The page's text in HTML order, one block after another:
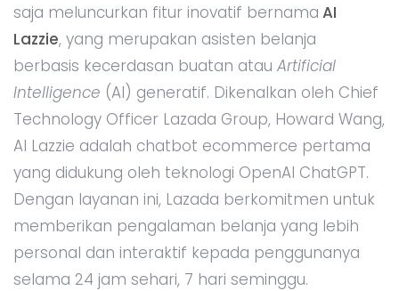
saja meluncurkan fitur inovatif bernama AI
Lazzie, yang merupakan asisten belanja
berbasis kecerdasan buatan atau Artificial
Intelligence (AI) generatif. Dikenalkan oleh Chief
Technology Officer Lazada Group, Howard Wang,
AI Lazzie adalah chatbot ecommerce pertama
yang didukung oleh teknologi OpenAI ChatGPT.
Dengan layanan ini, Lazada berkomitmen untuk
memberikan pengalaman belanja yang lebih
personal dan interaktif kepada penggunanya
selama 24 jam sehari, 7 hari seminggu.